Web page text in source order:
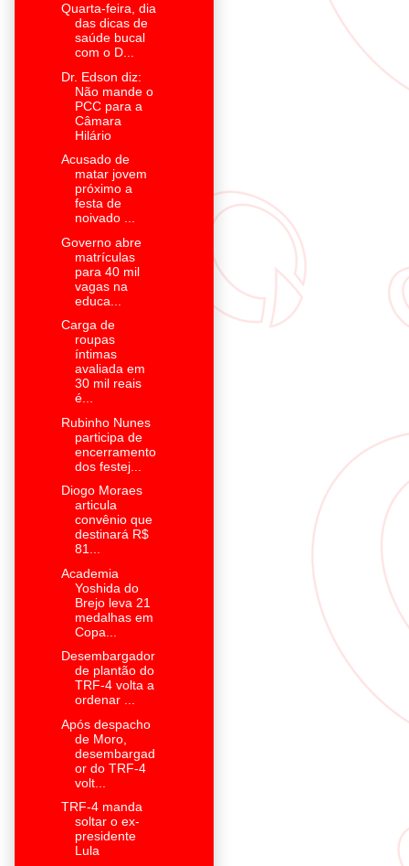
Quarta-feira, dia
das dicas de
saúde bucal
com o D...
Dr. Edson diz:
Não mande o
PCC para a
Câmara
Hilário
Acusado de
matar jovem
próximo a
festa de
noivado ...
Governo abre
matrículas
para 40 mil
vagas na
educa...
Carga de
roupas
íntimas
avaliada em
30 mil reais
é...
Rubinho Nunes
participa de
encerramento
dos festej...
Diogo Moraes
articula
convênio que
destinará R$
81...
Academia
Yoshida do
Brejo leva 21
medalhas em
Copa...
Desembargador
de plantão do
TRF-4 volta a
ordenar ...
Após despacho
de Moro,
desembargad
or do TRF-4
volt...
TRF-4 manda
soltar o ex-
presidente
Lula